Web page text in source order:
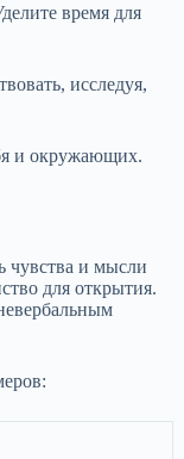
время для
исследуя,
и окружающих.
чувства и мысли
для открытия.